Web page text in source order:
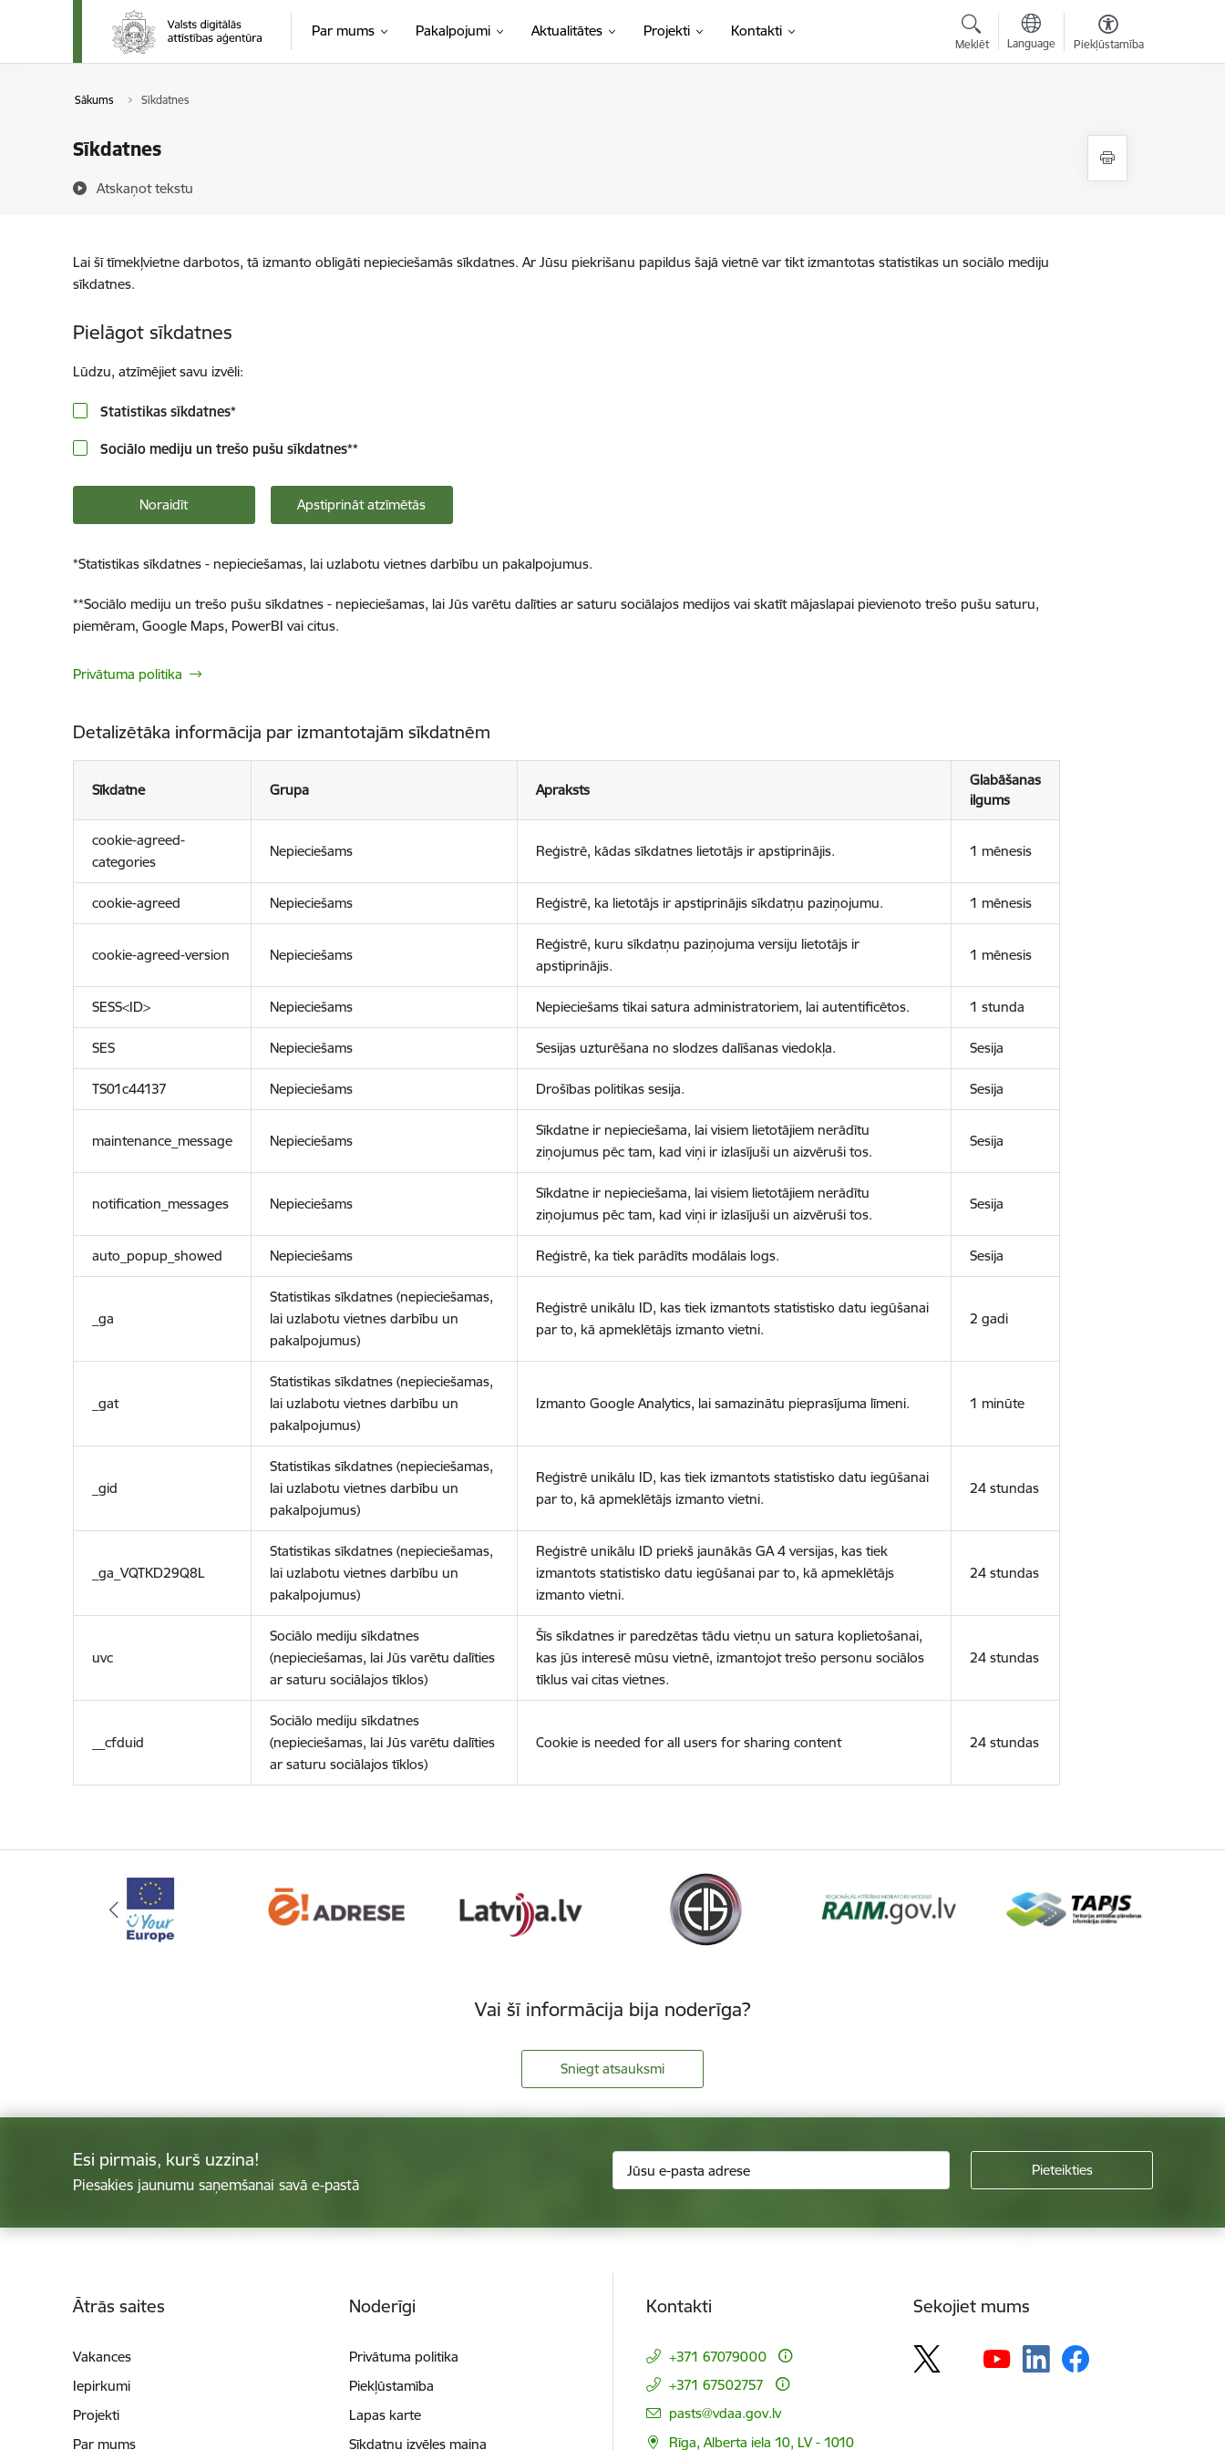
Pāriet uz lapas saturu
Par mums Pakalpojumi Aktualitātes Projekti Kontakti
Meklēt Language Piekļūstamība
Sākums Sīkdatnes
Sīkdatnes
Atskaņot tekstu
Lai šī tīmekļvietne darbotos, tā izmanto obligāti nepieciešamās sīkdatnes. Ar Jūsu piekrišanu papildus šajā vietnē var tikt izmantotas statistikas un sociālo mediju
sīkdatnes.
Pielāgot sīkdatnes
Lūdzu, atzīmējiet savu izvēli:
Statistikas sīkdatnes*
Sociālo mediju un trešo pušu sīkdatnes**
Noraidīt Apstiprināt atzīmētās
*Statistikas sīkdatnes - nepieciešamas, lai uzlabotu vietnes darbību un pakalpojumus.
**Sociālo mediju un trešo pušu sīkdatnes - nepieciešamas, lai Jūs varētu dalīties ar saturu sociālajos medijos vai skatīt mājaslapai pievienoto trešo pušu saturu,
piemēram, Google Maps, PowerBI vai citus.
Privātuma politika
Detalizētāka informācija par izmantotajām sīkdatnēm
Sīkdatne Grupa Apraksts
Glabāšanas
ilgums
cookie-agreed-
categories
Nepieciešams Reģistrē, kādas sīkdatnes lietotājs ir apstiprinājis. 1 mēnesis
cookie-agreed Nepieciešams Reģistrē, ka lietotājs ir apstiprinājis sīkdatņu paziņojumu. 1 mēnesis
cookie-agreed-version Nepieciešams
Reģistrē, kuru sīkdatņu paziņojuma versiju lietotājs ir
apstiprinājis.
1 mēnesis
SESS<ID> Nepieciešams Nepieciešams tikai satura administratoriem, lai autentificētos. 1 stunda
SES Nepieciešams Sesijas uzturēšana no slodzes dalīšanas viedokļa. Sesija
TS01c44137 Nepieciešams Drošības politikas sesija. Sesija
maintenance_message Nepieciešams
Sīkdatne ir nepieciešama, lai visiem lietotājiem nerādītu
ziņojumus pēc tam, kad viņi ir izlasījuši un aizvēruši tos.
Sesija
notification_messages Nepieciešams
Sīkdatne ir nepieciešama, lai visiem lietotājiem nerādītu
ziņojumus pēc tam, kad viņi ir izlasījuši un aizvēruši tos.
Sesija
auto_popup_showed Nepieciešams Reģistrē, ka tiek parādīts modālais logs. Sesija
_ga
Statistikas sīkdatnes (nepieciešamas,
lai uzlabotu vietnes darbību un
pakalpojumus)
Reģistrē unikālu ID, kas tiek izmantots statistisko datu iegūšanai
par to, kā apmeklētājs izmanto vietni.
2 gadi
_gat
Statistikas sīkdatnes (nepieciešamas,
lai uzlabotu vietnes darbību un
pakalpojumus)
Izmanto Google Analytics, lai samazinātu pieprasījuma līmeni. 1 minūte
_gid
Statistikas sīkdatnes (nepieciešamas,
lai uzlabotu vietnes darbību un
pakalpojumus)
Reģistrē unikālu ID, kas tiek izmantots statistisko datu iegūšanai
par to, kā apmeklētājs izmanto vietni.
24 stundas
_ga_VQTKD29Q8L
Statistikas sīkdatnes (nepieciešamas,
lai uzlabotu vietnes darbību un
pakalpojumus)
Reģistrē unikālu ID priekš jaunākās GA 4 versijas, kas tiek
izmantots statistisko datu iegūšanai par to, kā apmeklētājs
izmanto vietni.
24 stundas
uvc
Sociālo mediju sīkdatnes
(nepieciešamas, lai Jūs varētu dalīties
ar saturu sociālajos tīklos)
Šīs sīkdatnes ir paredzētas tādu vietņu un satura koplietošanai,
kas jūs interesē mūsu vietnē, izmantojot trešo personu sociālos
tīklus vai citas vietnes.
24 stundas
__cfduid
Sociālo mediju sīkdatnes
(nepieciešamas, lai Jūs varētu dalīties
ar saturu sociālajos tīklos)
Cookie is needed for all users for sharing content 24 stundas
Vai šī informācija bija noderīga?
Sniegt atsauksmi
Esi pirmais, kurš uzzina!
Piesakies jaunumu saņemšanai savā e-pastā
Ātrās saites
Vakances
Iepirkumi
Projekti
Par mums
Noderīgi
Privātuma politika
Piekļūstamība
Lapas karte
Sīkdatņu izvēles maiņa
Kontakti
+371 67079000
+371 67502757
E-pasts:
pasts@vdaa.gov.lv
Rīga, Alberta iela 10, LV - 1010
Sekojiet mums